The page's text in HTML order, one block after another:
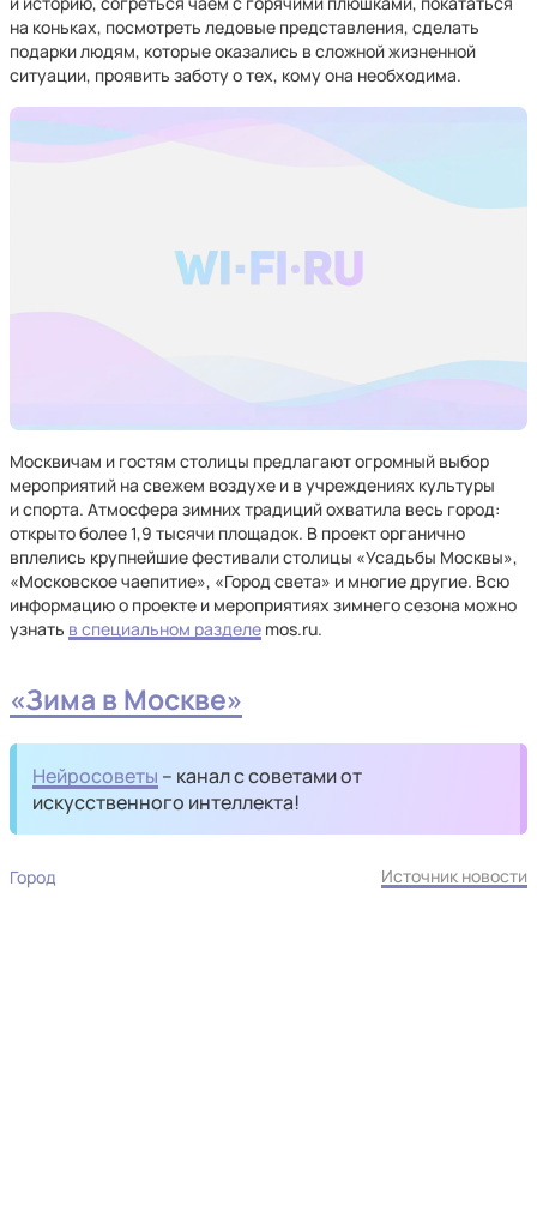
на коньках, посмотреть ледовые представления, сделать
подарки людям, которые оказались в сложной жизненной
ситуации, проявить заботу о тех, кому она необходима.
Москвичам и гостям столицы предлагают огромный выбор
мероприятий на свежем воздухе и в учреждениях культуры
и спорта. Атмосфера зимних традиций охватила весь город:
открыто более 1,9 тысячи площадок. В проект органично
вплелись крупнейшие фестивали столицы «Усадьбы Москвы»,
«Московское чаепитие», «Город света» и многие другие. Всю
информацию о проекте и мероприятиях зимнего сезона можно
узнать в специальном разделе mos.ru.
«Зима в Москве»
Нейросоветы – канал с советами от
искусственного интеллекта!
Город Источник новости